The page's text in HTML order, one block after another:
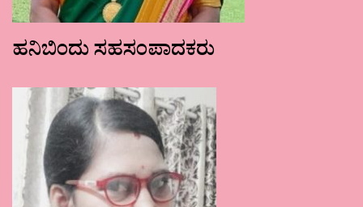
ಹನಿಬಿಂದು ಸಹಸಂಪಾದಕರು